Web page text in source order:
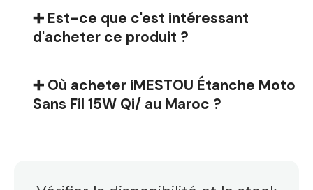
➕ Est-ce que c'est intéressant
d'acheter ce produit ?
➕ Où acheter iMESTOU Étanche Moto
Sans Fil 15W Qi/ au Maroc ?